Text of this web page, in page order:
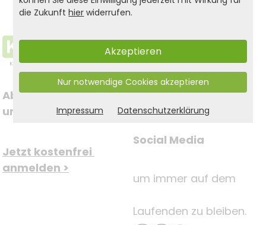
Abonnieren Sie jetzt
unseren Newsletter
Jetzt kostenfrei
anmelden >
Folgen Sie uns auf
Social Media
um immer auf dem
Laufenden zu bleiben.
die Zukunfthier widerrufen.
Akzeptieren
Nur notwendige Cookies akzeptieren
Impressum Datenschutzerklärung